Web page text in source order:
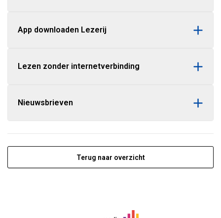
App downloaden Lezerij
Lezen zonder internetverbinding
Nieuwsbrieven
Terug naar overzicht